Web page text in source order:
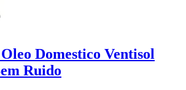
Domestico Ventisol
Ruido